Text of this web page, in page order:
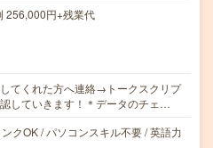
円+残業代
てくれた方へ連絡→トークスクリプ
していきます！＊データのチェ…
クOK / パソコンスキル不要 / 英語力